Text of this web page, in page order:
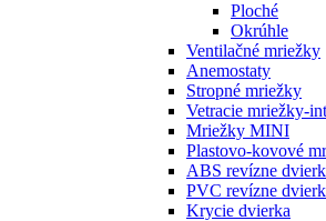
Ploché
Okrúhle
Ventilačné mriežky
Anemostaty
Stropné mriežky
Vetracie mriežky-
Mriežky MINI
Plastovo-kovové
ABS revízne
PVC revízne
Krycie dvierka